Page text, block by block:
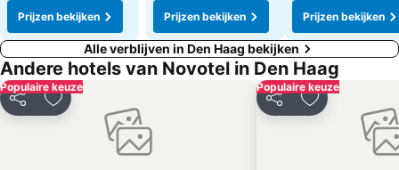
Prijzen bekijken
Prijzen bekijken
Prijzen bekijken
Alle verblijven in Den Haag bekijken
Andere hotels van Novotel in Den Haag
Populaire keuze
Delen Toevoegen aan favorieten
Populaire keuze
Delen Toevoegen